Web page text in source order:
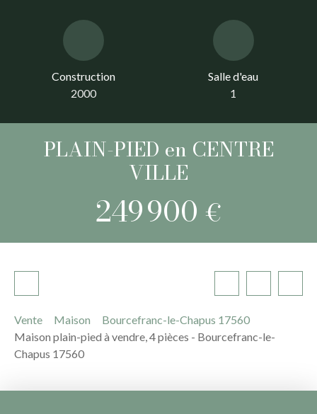
Construction
2000
Salle d'eau
1
PLAIN-PIED en CENTRE
VILLE
249 900 €
Vente Maison
Bourcefranc-le-Chapus 17560
Maison plain-pied à vendre, 4 pièces - Bourcefranc-le-
Chapus 17560